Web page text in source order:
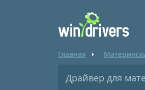
Главная
Драйвер для